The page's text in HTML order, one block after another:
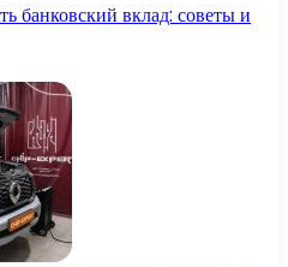
банковский вклад: советы и